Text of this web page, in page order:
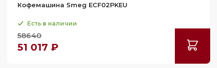
Кофемашина Smeg ECF02PKEU
Есть в наличии
58640
51 017 ₽